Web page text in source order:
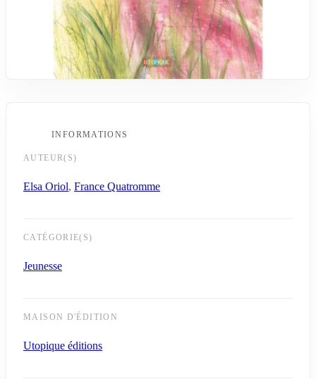
INFORMATIONS
AUTEUR(S)
Elsa Oriol, France Quatromme
CATÉGORIE(S)
Jeunesse
MAISON D'ÉDITION
Utopique éditions